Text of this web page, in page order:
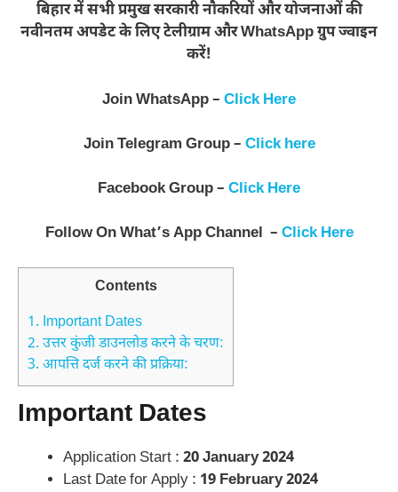
बिहार में सभी प्रमुख सरकारी नौकरियों और योजनाओं की
नवीनतम अपडेट के लिए टेलीग्राम और WhatsApp ग्रुप ज्वाइन
करें!
Join WhatsApp – Click Here
Join Telegram Group – Click here
Facebook Group – Click Here
Follow On What’s App Channel – Click Here
Contents
1. Important Dates
2. उत्तर कुंजी डाउनलोड करने के चरण:
3. आपत्ति दर्ज करने की प्रक्रिया:
Important Dates
Application Start : 20 January 2024
Last Date for Apply : 19 February 2024